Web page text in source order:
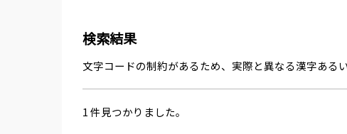
検索結果
文字コードの制約があるため、実際と異なる漢字ある
1 件見つかりました。